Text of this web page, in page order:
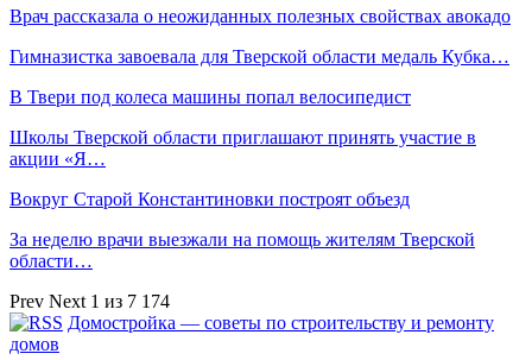
Врач рассказала о неожиданных полезных свойствах авокадо
Гимназистка завоевала для Тверской области медаль Кубка…
В Твери под колеса машины попал велосипедист
Школы Тверской области приглашают принять участие в
акции «Я…
Вокруг Старой Константиновки построят объезд
За неделю врачи выезжали на помощь жителям Тверской
области…
Prev Next 1 из 7 174
Домостройка — советы по строительству и ремонту
домов